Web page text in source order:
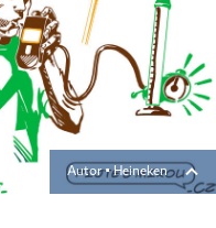
Autor ▪Heineken